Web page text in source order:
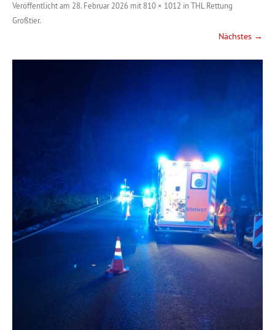
Veröffentlicht am 28. Februar 2026 mit 810 × 1012 inTHL Rettung
Großtier.
Nächstes →